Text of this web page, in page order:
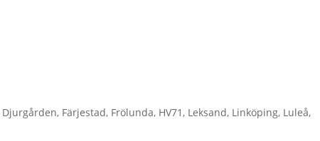
Djurgården, Färjestad, Frölunda, HV71, Leksand, Linköping, Luleå,